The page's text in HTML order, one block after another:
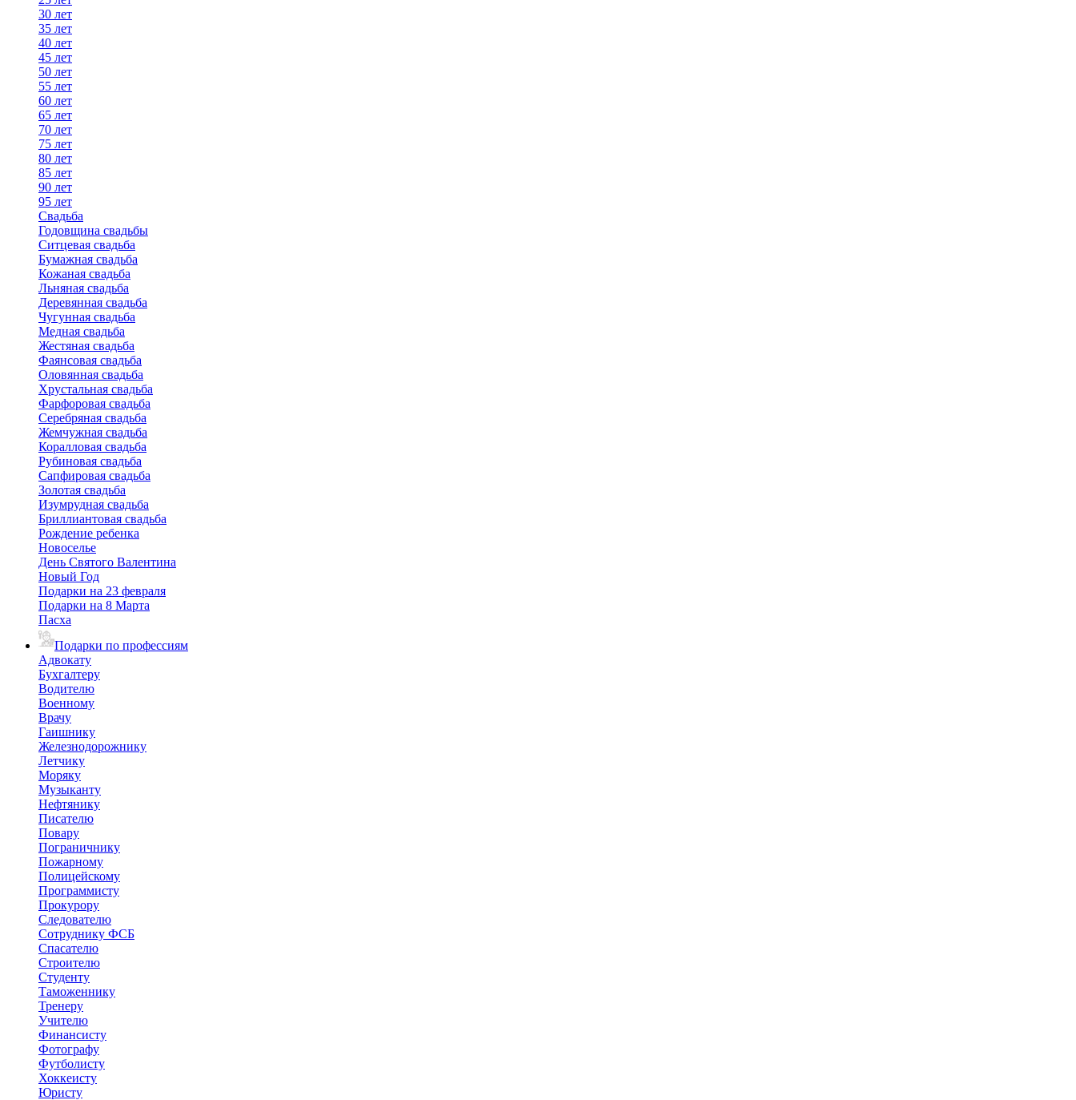
30 лет
35 лет
40 лет
45 лет
50 лет
55 лет
60 лет
65 лет
70 лет
75 лет
80 лет
85 лет
90 лет
95 лет
Свадьба
Годовщина свадьбы
Ситцевая свадьба
Бумажная свадьба
Кожаная свадьба
Льняная свадьба
Деревянная свадьба
Чугунная свадьба
Медная свадьба
Жестяная свадьба
Фаянсовая свадьба
Оловянная свадьба
Хрустальная свадьба
Фарфоровая свадьба
Серебряная свадьба
Жемчужная свадьба
Коралловая свадьба
Рубиновая свадьба
Сапфировая свадьба
Золотая свадьба
Изумрудная свадьба
Бриллиантовая свадьба
Рождение ребенка
Новоселье
День Святого Валентина
Новый Год
Подарки на 23 февраля
Подарки на 8 Марта
Пасха
Подарки по профессиям
Адвокату
Бухгалтеру
Водителю
Военному
Врачу
Гаишнику
Железнодорожнику
Летчику
Моряку
Музыканту
Нефтянику
Писателю
Повару
Пограничнику
Пожарному
Полицейскому
Программисту
Прокурору
Следователю
Сотруднику ФСБ
Спасателю
Строителю
Студенту
Таможеннику
Тренеру
Учителю
Финансисту
Фотографу
Футболисту
Хоккеисту
Юристу